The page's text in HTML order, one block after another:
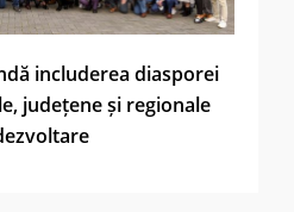
includerea diasporei
județene și regionale